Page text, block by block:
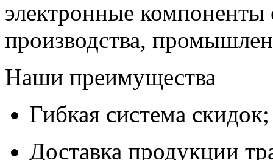
электронные компоненты
производства,
Наши преимущества
Гибкая система скидок;
Доставка продукции